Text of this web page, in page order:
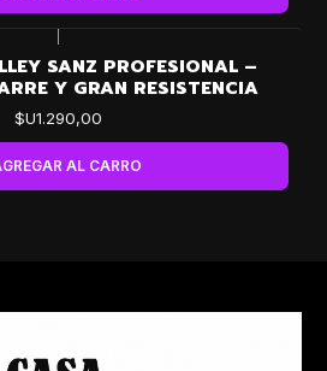
SANZ PROFESIONAL –
Y GRAN RESISTENCIA
$U1.290,00
AL CARRO